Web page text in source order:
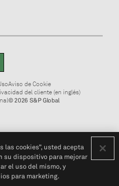
Aviso de Cookie
del cliente (en inglés)
© 2026 S&P Global
las cookies”, usted acepta
su dispositivo para mejorar
el uso del mismo, y
para marketing.